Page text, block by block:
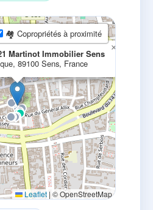
Martinot Immobilier Sens
89100 Sens, France
×
🏘 Copropriétés à proximité
Leaflet | © OpenStreetMap